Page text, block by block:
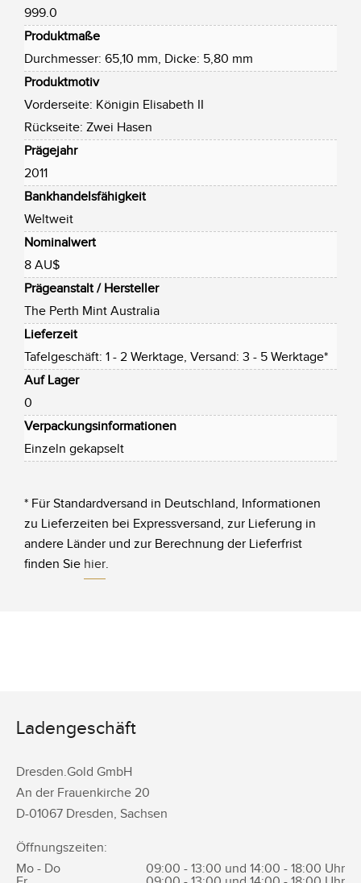
999.0
Produktmaße
Durchmesser: 65,10 mm, Dicke: 5,80 mm
Produktmotiv
Vorderseite: Königin Elisabeth II
Rückseite: Zwei Hasen
Prägejahr
2011
Bankhandelsfähigkeit
Weltweit
Nominalwert
8 AU$
Prägeanstalt / Hersteller
The Perth Mint Australia
Lieferzeit
Tafelgeschäft: 1 - 2 Werktage, Versand: 3 - 5 Werktage*
Auf Lager
0
Verpackungsinformationen
Einzeln gekapselt
* Für Standardversand in Deutschland, Informationen
zu Lieferzeiten bei Expressversand, zur Lieferung in
andere Länder und zur Berechnung der Lieferfrist
finden Sie hier.
Ladengeschäft
Dresden.Gold GmbH
An der Frauenkirche 20
D-01067 Dresden, Sachsen
Öffnungszeiten:
Mo - Do
09:00 - 13:00 und 14:00 - 18:00 Uhr